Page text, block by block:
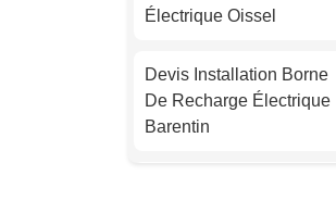
Électrique Nice
Électrique Oissel
Devis Installation Borne
De Recharge Électrique
Barentin